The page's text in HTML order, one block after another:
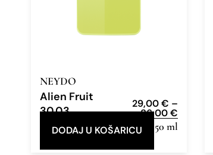
NEYDO
Alien Fruit
30.03
29,00€ –
86,00€
Eau de Parfum 12ml, 50 ml
DODAJ U KOŠARICU